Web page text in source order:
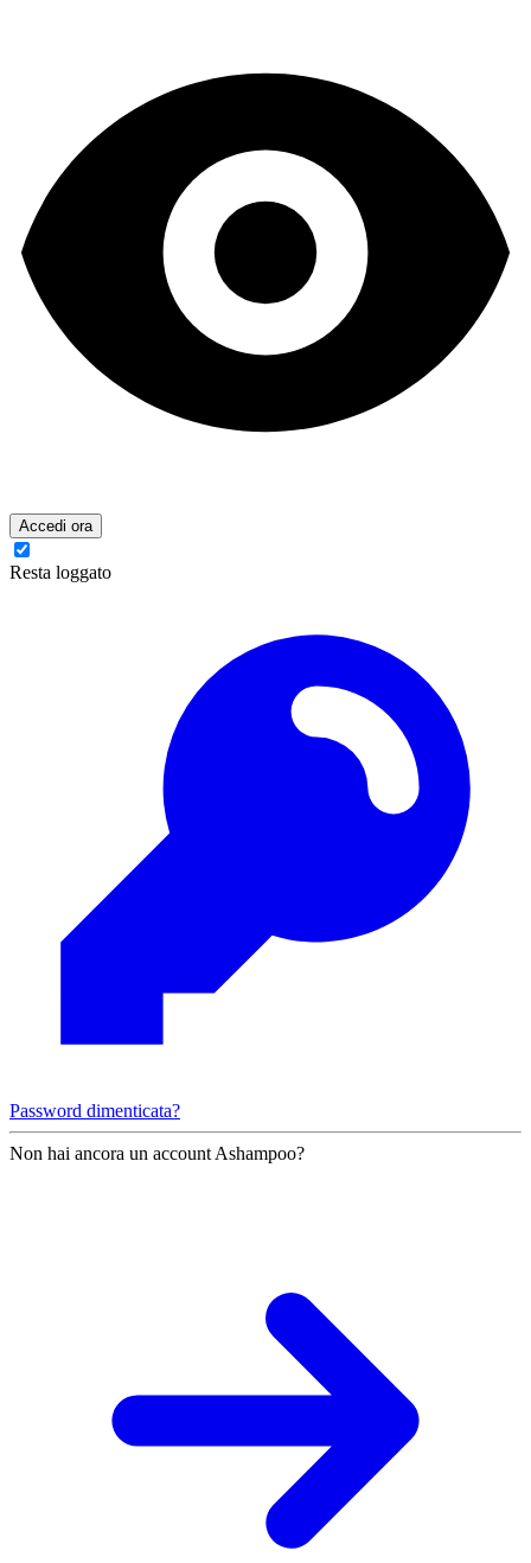
Accedi ora
Resta loggato
Password dimenticata?
Non hai ancora un account Ashampoo?